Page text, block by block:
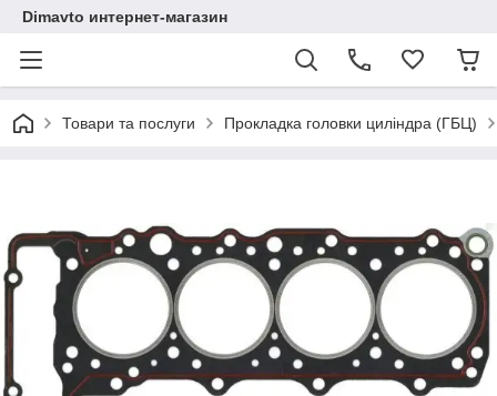
Dimavto интернет-магазин
Товари та послуги Прокладка головки циліндра (ГБЦ)